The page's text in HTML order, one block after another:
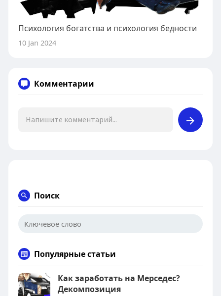
Психология богатства и психология бедности
10 Jan 2024
Комментарии
Поиск
Популярные статьи
Как заработать на Мерседес?
Декомпозиция